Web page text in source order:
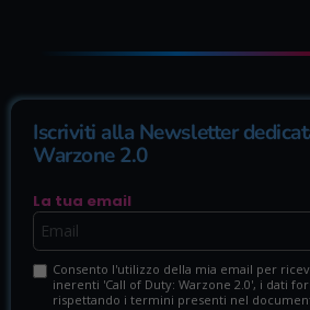
Iscriviti alla Newsletter
Warzone 2.0
La tua email
Consento l'utilizzo della mia email per
inerenti 'Call of Duty: Warzone 2.0', i dati
rispettando i termini presenti nel